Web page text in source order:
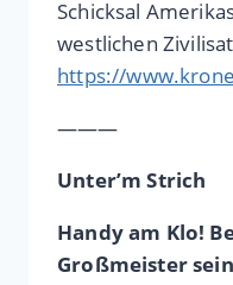
Schicksal
westlichen
https://
———
Unter’m Strich
Handy am Klo!
Großmeister